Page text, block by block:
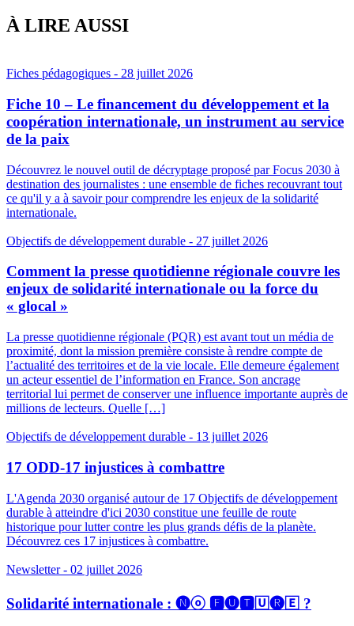
À LIRE AUSSI
Fiches pédagogiques - 28 juillet 2026
Fiche 10 – Le financement du développement et la
coopération internationale, un instrument au service
de la paix
Découvrez le nouvel outil de décryptage proposé par Focus 2030 à
destination des journalistes : une ensemble de fiches recouvrant tout
ce qu'il y a à savoir pour comprendre les enjeux de la solidarité
internationale.
Objectifs de développement durable - 27 juillet 2026
Comment la presse quotidienne régionale couvre les
enjeux de solidarité internationale ou la force du
« glocal »
La presse quotidienne régionale (PQR) est avant tout un média de
proximité, dont la mission première consiste à rendre compte de
l’actualité des territoires et de la vie locale. Elle demeure également
un acteur essentiel de l’information en France. Son ancrage
territorial lui permet de conserver une influence importante auprès de
millions de lecteurs. Quelle […]
Objectifs de développement durable - 13 juillet 2026
17 ODD-17 injustices à combattre
L'Agenda 2030 organisé autour de 17 Objectifs de développement
durable à atteindre d'ici 2030 constitue une feuille de route
historique pour lutter contre les plus grands défis de la planète.
Découvrez ces 17 injustices à combattre.
Newsletter- 02 juillet 2026
Solidarité internationale : 🅝ⓞ 🅵🅤🆃🅄🅡🄴 ?